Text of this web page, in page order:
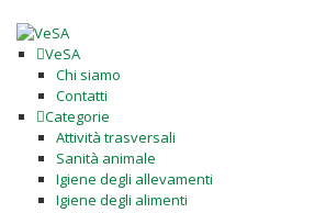
VeSA
Chi siamo
Contatti
Categorie
Attività trasversali
Sanità animale
Igiene degli allevamenti
Igiene degli alimenti